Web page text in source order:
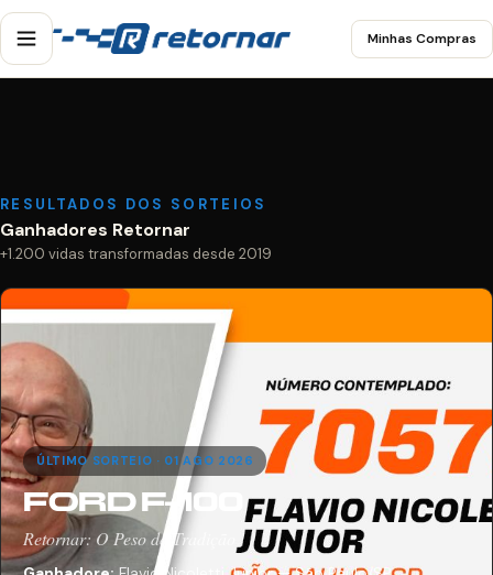
Minhas Compras
RESULTADOS DOS SORTEIOS
Ganhadores Retornar
+1.200 vidas transformadas desde 2019
ÚLTIMO SORTEIO · 01 AGO 2026
FORD F-100
Retornar: O Peso da Tradição